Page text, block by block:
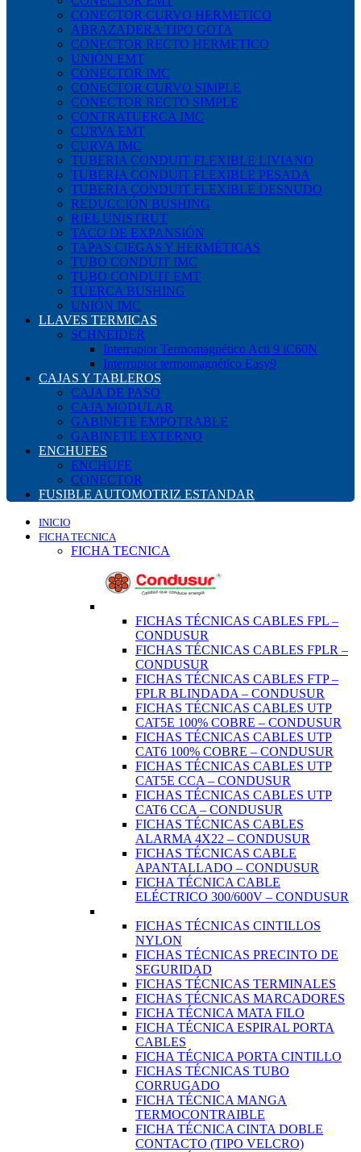
CONECTOR CURVO HERMETICO
ABRAZADERA TIPO GOTA
CONECTOR RECTO HERMETICO
UNIÓN EMT
CONECTOR IMC
CONECTOR CURVO SIMPLE
CONECTOR RECTO SIMPLE
CONTRATUERCA IMC
CURVA EMT
CURVA IMC
TUBERIA CONDUIT FLEXIBLE LIVIANO
TUBERIA CONDUIT FLEXIBLE PESADA
TUBERIA CONDUIT FLEXIBLE DESNUDO
REDUCCIÓN BUSHING
RIEL UNISTRUT
TACO DE EXPANSIÓN
TAPAS CIEGAS Y HERMÉTICAS
TUBO CONDUIT IMC
TUBO CONDUIT EMT
TUERCA BUSHING
UNIÓN IMC
LLAVES TERMICAS
SCHNEIDER
Interruptor Termomagnético Acti 9 iC60N
Interruptor termomagnético Easy9
CAJAS Y TABLEROS
CAJA DE PASO
CAJA MODULAR
GABINETE EMPOTRABLE
GABINETE EXTERNO
ENCHUFES
ENCHUFE
CONECTOR
FUSIBLE AUTOMOTRIZ ESTANDAR
INICIO
FICHA TECNICA
FICHA TECNICA
FICHAS TÉCNICAS CABLES FPL –
CONDUSUR
FICHAS TÉCNICAS CABLES FPLR –
CONDUSUR
FICHAS TÉCNICAS CABLES FTP –
FPLR BLINDADA – CONDUSUR
FICHAS TÉCNICAS CABLES UTP
CAT5E 100% COBRE – CONDUSUR
FICHAS TÉCNICAS CABLES UTP
CAT6 100% COBRE – CONDUSUR
FICHAS TÉCNICAS CABLES UTP
CAT5E CCA – CONDUSUR
FICHAS TÉCNICAS CABLES UTP
CAT6 CCA – CONDUSUR
FICHAS TÉCNICAS CABLES
ALARMA 4X22 – CONDUSUR
FICHAS TÉCNICAS CABLE
APANTALLADO – CONDUSUR
FICHA TÉCNICA CABLE
ELÉCTRICO 300/600V – CONDUSUR
FICHAS TÉCNICAS CINTILLOS
NYLON
FICHAS TÉCNICAS PRECINTO DE
SEGURIDAD
FICHAS TÉCNICAS TERMINALES
FICHAS TÉCNICAS MARCADORES
FICHA TÉCNICA MATA FILO
FICHA TÉCNICA ESPIRAL PORTA
CABLES
FICHA TÉCNICA PORTA CINTILLO
FICHAS TÉCNICAS TUBO
CORRUGADO
FICHA TÉCNICA MANGA
TERMOCONTRAIBLE
FICHA TÉCNICA CINTA DOBLE
CONTACTO (TIPO VELCRO)